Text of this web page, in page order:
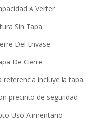
Sin
Del Envase
De
referencia incluye
precinto de
Uso